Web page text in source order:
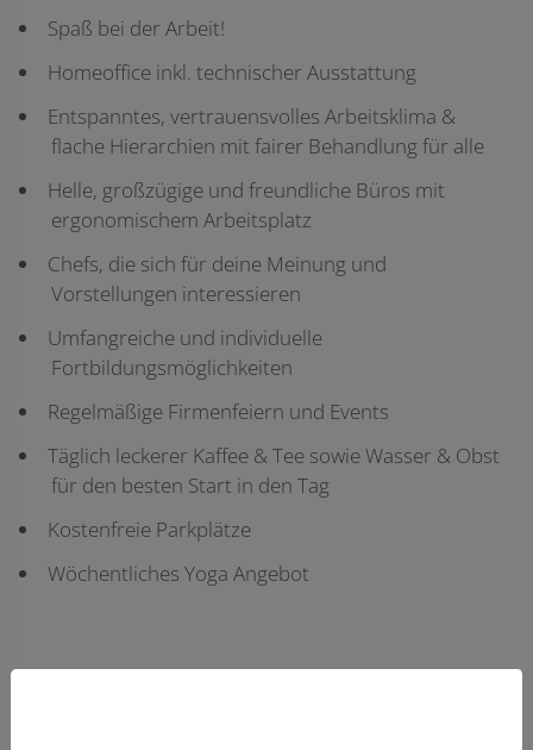
Spaß bei der Arbeit!
Homeoffice inkl. technischer Ausstattung
Entspanntes, vertrauensvolles Arbeitsklima &
flache Hierarchien mit fairer Behandlung für alle
Helle, großzügige und freundliche Büros mit
ergonomischem Arbeitsplatz
Chefs, die sich für deine Meinung und
Vorstellungen interessieren
Umfangreiche und individuelle
Fortbildungsmöglichkeiten
Regelmäßige Firmenfeiern und Events
Täglich leckerer Kaffee & Tee sowie Wasser & Obst
für den besten Start in den Tag
Kostenfreie Parkplätze
Wöchentliches Yoga Angebot
Deine Aufgaben